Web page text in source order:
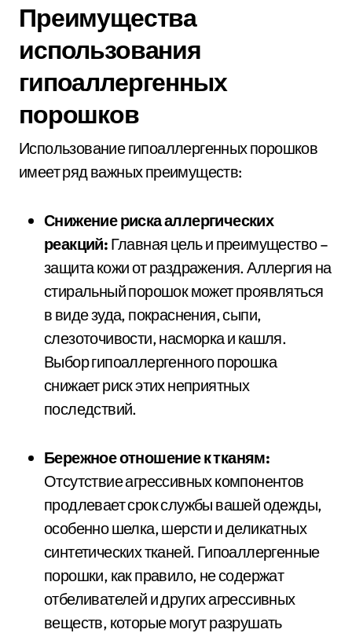
Преимущества
использования
гипоаллергенных
порошков
Использование гипоаллергенных порошков
имеет ряд важных преимуществ:
Снижение риска аллергических
реакций: Главная цель и преимущество –
защита кожи от раздражения. Аллергия на
стиральный порошок может проявляться
в виде зуда, покраснения, сыпи,
слезоточивости, насморка и кашля.
Выбор гипоаллергенного порошка
снижает риск этих неприятных
последствий.
Бережное отношение к тканям:
Отсутствие агрессивных компонентов
продлевает срок службы вашей одежды,
особенно шелка, шерсти и деликатных
синтетических тканей. Гипоаллергенные
порошки, как правило, не содержат
отбеливателей и других агрессивных
веществ, которые могут разрушать